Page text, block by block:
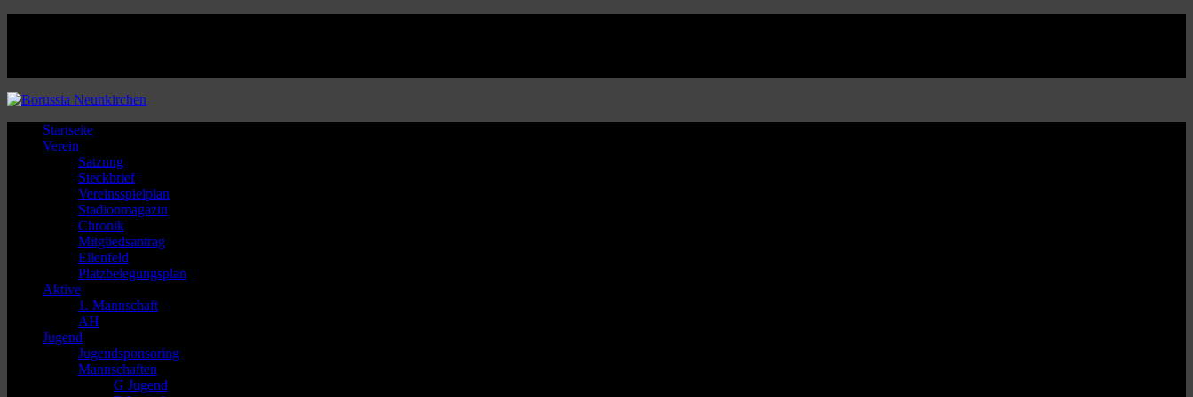
Startseite
Verein
Satzung
Steckbrief
Vereinsspielplan
Stadionmagazin
Chronik
Mitgliedsantrag
Ellenfeld
Platzbelegungsplan
Aktive
1. Mannschaft
AH
Jugend
Jugendsponsoring
Mannschaften
G Jugend